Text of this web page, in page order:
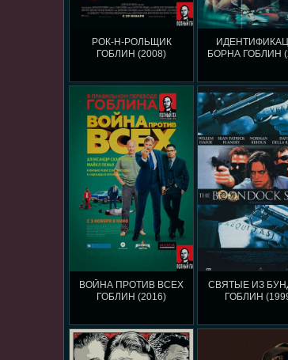
РОК-Н-РОЛЬЩИК
ГОБЛИН (2008)
БОРНА ГОБЛИН
ВОЙНА ПРОТИВ ВСЕХ
ГОБЛИН (2016)
СВЯТЫЕ ИЗ
ГОБЛИН